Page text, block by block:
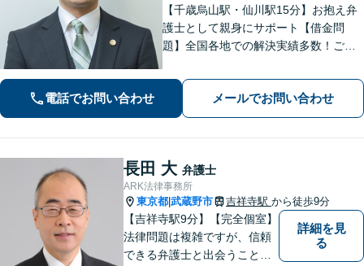
【千歳烏山駅・仙川駅15分】お抱え弁
護士として親身にサポート【借金問
題】全国各地での解決実績多数！ご相
対応で満足度の高い解決を目指します
【相続・遺言】協議・調停・裁判に幅
広く対応【分割払い対応】【電話相談
OK】
電話でお問い合わせ メールでお問い合わせ
長田 大 弁護士
ARK法律事務所
東京都 武蔵野市 吉祥寺駅 から徒歩9分
【吉祥寺駅9分】【完全個室】
法律問題は複雑ですが、信頼
できる弁護士と出会うことで
詳細を見
る